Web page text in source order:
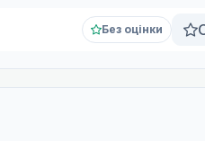
Без оцінки